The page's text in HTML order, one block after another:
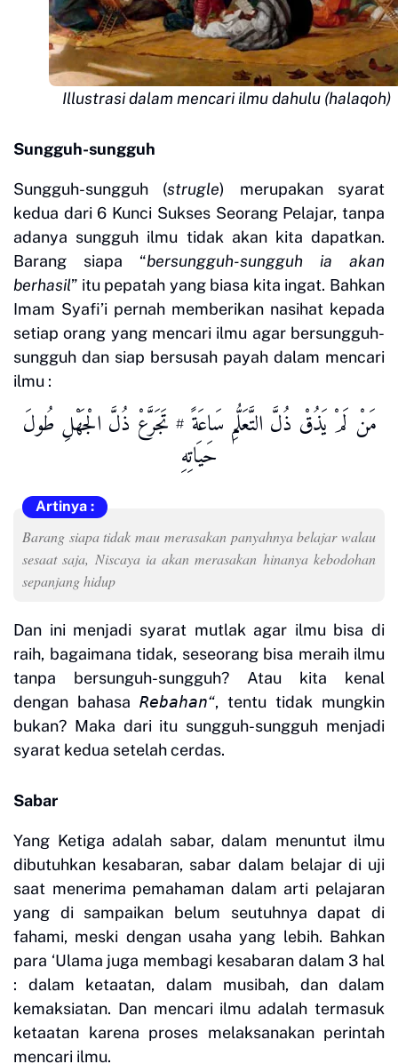
Illustrasi dalam mencari ilmu dahulu (halaqoh)
Sungguh-sungguh
Sungguh-sungguh (strugle) merupakan syarat
kedua dari 6 Kunci Sukses Seorang Pelajar, tanpa
adanya sungguh ilmu tidak akan kita dapatkan.
Barang siapa “bersungguh-sungguh ia akan
berhasil” itu pepatah yang biasa kita ingat. Bahkan
Imam Syafi’i pernah memberikan nasihat kepada
setiap orang yang mencari ilmu agar bersungguh-
sungguh dan siap bersusah payah dalam mencari
ilmu :
مَنْ لَمْ يَذُقْ ذُلَّ التَّعَلُّمِ سَاعَةً # تَجَرَّعْ ذُلَّ الْجَهْلِ طُولَ
حَيَاتِهِ
Barang siapa tidak mau merasakan panyahnya belajar walau
sesaat saja, Niscaya ia akan merasakan hinanya kebodohan
sepanjang hidup
Dan ini menjadi syarat mutlak agar ilmu bisa di
raih, bagaimana tidak, seseorang bisa meraih ilmu
tanpa bersunguh-sungguh? Atau kita kenal
dengan bahasa Rebahan“, tentu tidak mungkin
bukan? Maka dari itu sungguh-sungguh menjadi
syarat kedua setelah cerdas.
Sabar
Yang Ketiga adalah sabar, dalam menuntut ilmu
dibutuhkan kesabaran, sabar dalam belajar di uji
saat menerima pemahaman dalam arti pelajaran
yang di sampaikan belum seutuhnya dapat di
fahami, meski dengan usaha yang lebih. Bahkan
para ‘Ulama juga membagi kesabaran dalam 3 hal
: dalam ketaatan, dalam musibah, dan dalam
kemaksiatan. Dan mencari ilmu adalah termasuk
ketaatan karena proses melaksanakan perintah
mencari ilmu.